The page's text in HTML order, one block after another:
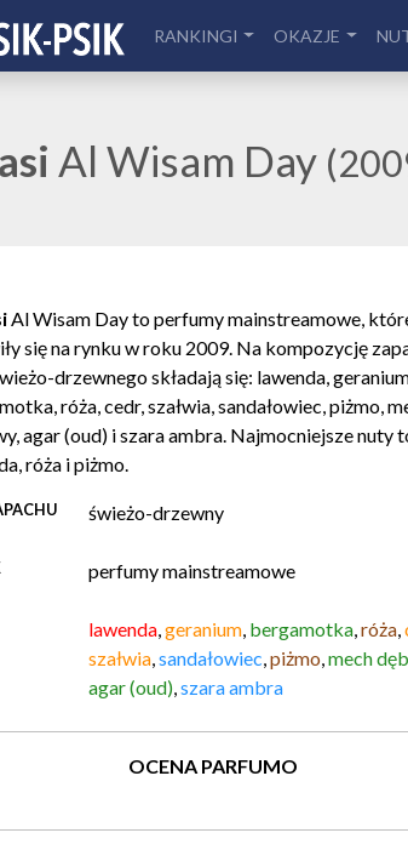
RANKINGI OKAZJE
Al Wisam Day
Al Wisam Day to perfumy mainstreamowe,
się na rynku w roku 2009. Na kompozycję
drzewnego składają się: lawenda,
róża, cedr, szałwia, sandałowiec, piżmo,
agar (oud) i szara ambra. Najmocniejsze nuty
róża i piżmo.
świeżo-drzewny
perfumy mainstreamowe
lawenda,geranium, bergamotka,róża,
szałwia,sandałowiec,piżmo,mech
agar (oud),szara ambra
OCENA PARFUMO